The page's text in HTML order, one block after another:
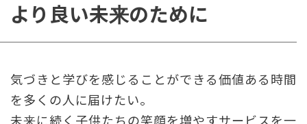
より良い未来のために
気づきと学びを感じることができる価値ある時間
を多くの人に届けたい。
未来に続く子供たちの笑顔を増やすサービスを一